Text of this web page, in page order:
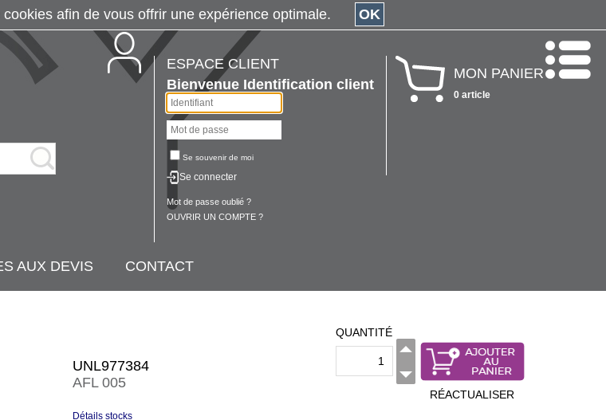
ESPACE CLIENT
Bienvenue Identification client
Se souvenir de moi
Se connecter
Mot de passe oublié ?
OUVRIR UN COMPTE ?
MON PANIER
0 article
AUX DEVIS CONTACT
UNL977384
AFL 005
QUANTITÉ
RÉACTUALISER
Détails stocks
cookies afin de vous offrir une expérience optimale. OK